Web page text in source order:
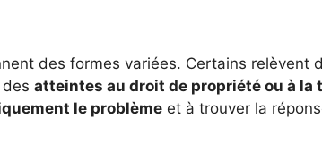
des formes variées. Certains relèvent
atteintes au droit de propriété ou à la
le problème et à trouver la